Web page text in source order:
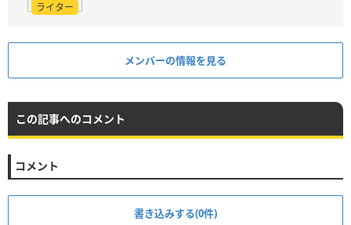
ライター
メンバーの情報を見る
この記事へのコメント
コメント
書き込みする(0件)